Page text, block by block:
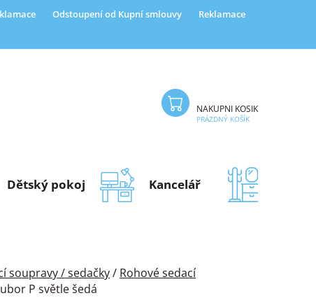
Odstoupení od Kupní smlouvy Reklamace
NÁKUPNÍ KOŠÍK
PRÁZDNÝ KOŠÍK
Dětský pokoj Kancelář
soupravy / sedačky/ Rohové sedací
P světle šedá